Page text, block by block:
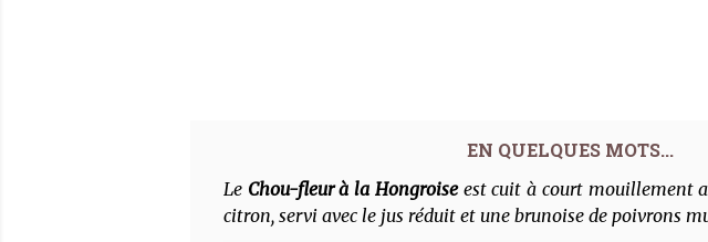
Le Chou-fleur à la Hongroiseest cuit à court mouillement
citron, servi avec le jus réduit et une brunoise de poivrons